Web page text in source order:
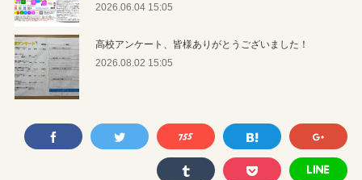
2026.06.04 15:05
高校アンケート、皆様ありがとうございました！
2026.08.02 15:05